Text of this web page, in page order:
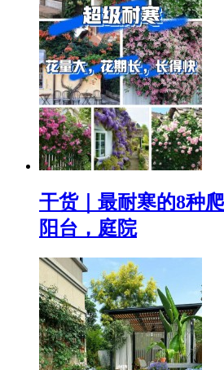
干货｜最耐寒的8种
阳台，庭院